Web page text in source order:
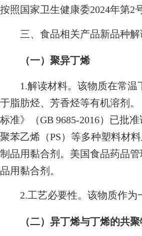
按照国家卫生健康委2024年第2
三、食品相关产品新品种
（一）聚异丁烯
1.解读材料。该物质在常温
于脂肪烃、芳香烃等有机溶剂
标准》（GB 9685-2016）已批
聚苯乙烯（PS）等多种塑料材
制品用黏合剂。美国食品药品
品用黏合剂。
2.工艺必要性。该物质作为
（二）异丁烯与丁烯的共